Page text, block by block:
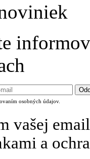
osobných údajov.
vašej
a